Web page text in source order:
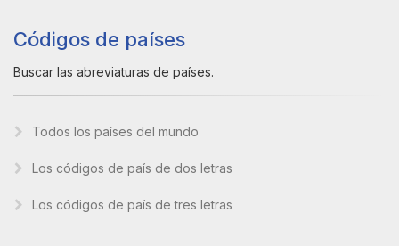
Códigos de países
Buscar las abreviaturas de países.
Todos los países del mundo
Los códigos de país de dos letras
Los códigos de país de tres letras